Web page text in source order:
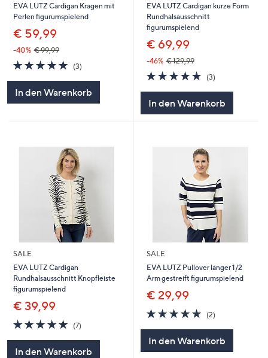
EVA LUTZ Cardigan Kragen mit
Perlen figurumspielend
€ 59,99
-40% € 99,99
5.0
von
5
(3)
In den Warenkorb
EVA LUTZ Cardigan kurze Form
Rundhalsausschnitt
figurumspielend
€ 69,99
-46% € 129,99
5.0
von
(3)3
In den Warenkorb
SALE
EVA LUTZ Cardigan
Rundhalsausschnitt Knopfleiste
figurumspielend
€ 39,99
5.0
von
5
(7)
In den Warenkorb
SALE
EVA LUTZ Pullover langer 1/2
Arm gestreift figurumspielend
€ 29,99
5.0
von
(2)2
In den Warenkorb